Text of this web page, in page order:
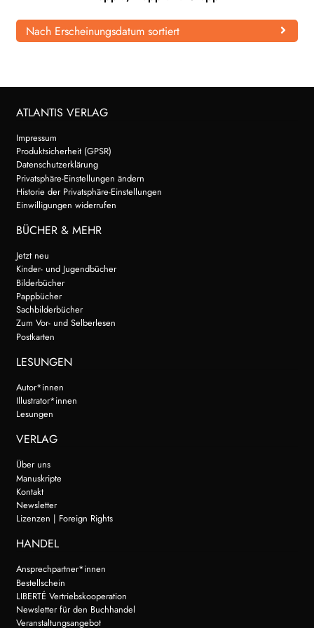
WEITERE VERLAGE
Nach Erscheinungsdatum sortiert
ATLANTIS VERLAG
Impressum
Produktsicherheit (GPSR)
Datenschutzerklärung
Privatsphäre-Einstellungen ändern
Historie der Privatsphäre-Einstellungen
Einwilligungen widerrufen
BÜCHER & MEHR
Jetzt neu
Kinder- und Jugendbücher
Bilderbücher
Pappbücher
Sachbilderbücher
Zum Vor- und Selberlesen
Postkarten
LESUNGEN
Autor*innen
Illustrator*innen
Lesungen
VERLAG
Über uns
Manuskripte
Kontakt
Newsletter
Lizenzen | Foreign Rights
HANDEL
Ansprechpartner*innen
Bestellschein
LIBERTÉ Vertriebskooperation
Newsletter für den Buchhandel
Veranstaltungsangebot